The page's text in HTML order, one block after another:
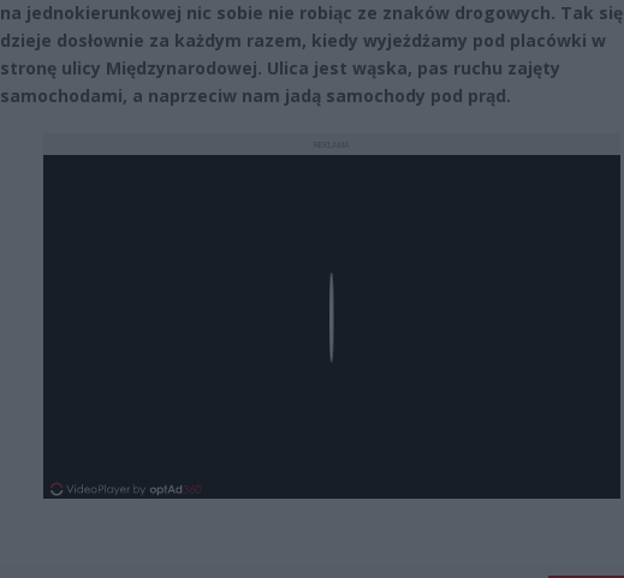
na jednokierunkowej nic sobie nie robiąc ze znaków drogowych. Tak się
dzieje dosłownie za każdym razem, kiedy wyjeżdżamy pod placówki w
stronę ulicy Międzynarodowej. Ulica jest wąska, pas ruchu zajęty
samochodami, a naprzeciw nam jadą samochody pod prąd.